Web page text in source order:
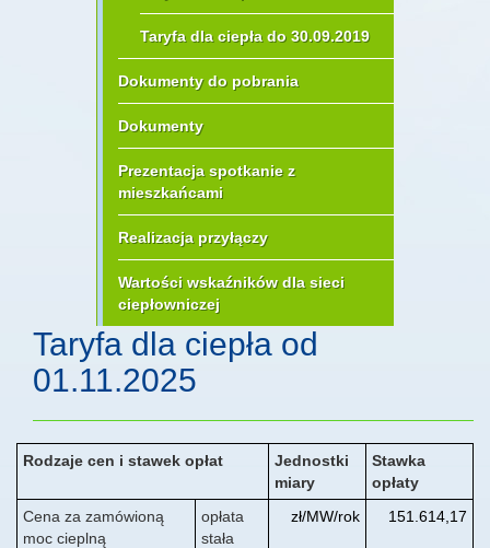
Taryfa dla ciepła do 30.09.2019
Dokumenty do pobrania
Dokumenty
Prezentacja spotkanie z
mieszkańcami
Realizacja przyłączy
Wartości wskaźników dla sieci
ciepłowniczej
Taryfa dla ciepła od
01.11.2025
Rodzaje cen i stawek opłat
Jednostki
miary
Stawka
opłaty
Cena za zamówioną
moc cieplną
opłata
stała
zł/MW/rok 151.614,17